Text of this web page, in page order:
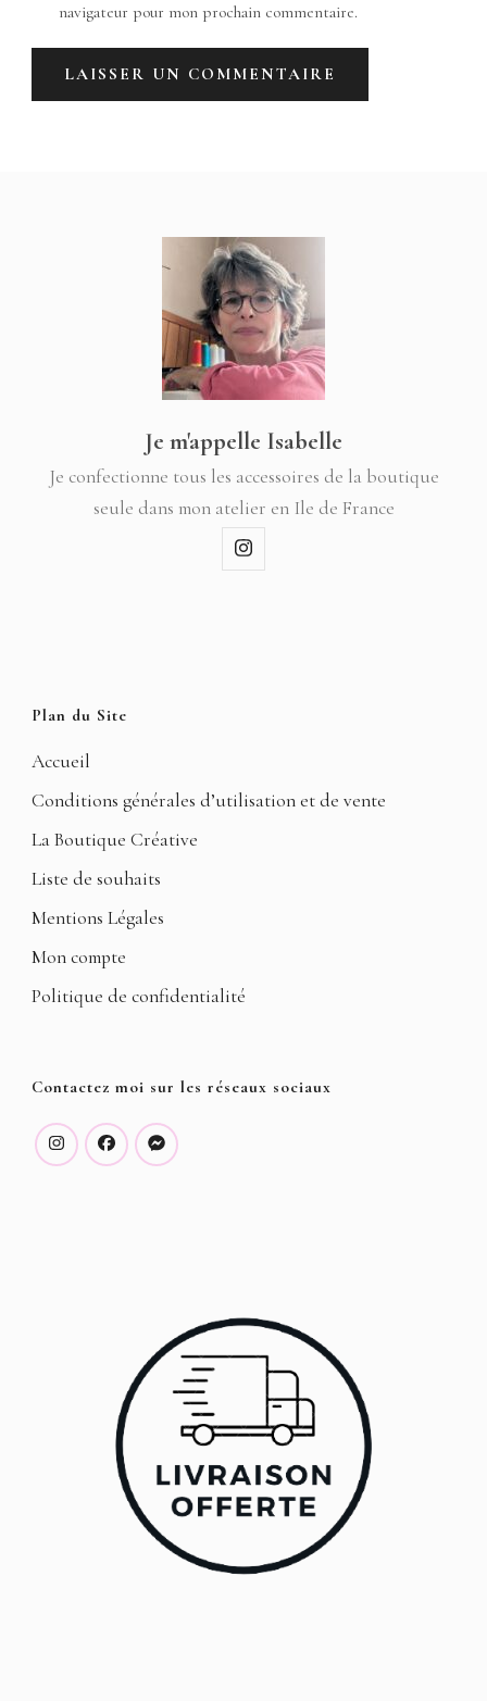
navigateur pour mon prochain commentaire.
Je m'appelle Isabelle
Je confectionne tous les accessoires de la boutique
seule dans mon atelier en Ile de France
Plan du Site
Accueil
Conditions générales d’utilisation et de vente
La Boutique Créative
Liste de souhaits
Mentions Légales
Mon compte
Politique de confidentialité
Contactez moi sur les réseaux sociaux